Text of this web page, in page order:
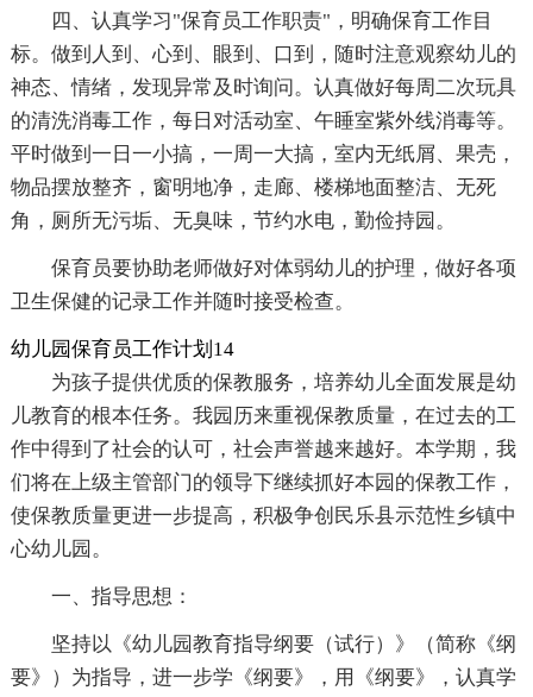
四、认真学习"保育员工作职责"，明确保育工作目
标。做到人到、心到、眼到、口到，随时注意观察幼儿的
神态、情绪，发现异常及时询问。认真做好每周二次玩具
的清洗消毒工作，每日对活动室、午睡室紫外线消毒等。
平时做到一日一小搞，一周一大搞，室内无纸屑、果壳，
物品摆放整齐，窗明地净，走廊、楼梯地面整洁、无死
角，厕所无污垢、无臭味，节约水电，勤俭持园。
保育员要协助老师做好对体弱幼儿的护理，做好各项
卫生保健的记录工作并随时接受检查。
幼儿园保育员工作计划14
为孩子提供优质的保教服务，培养幼儿全面发展是幼
儿教育的根本任务。我园历来重视保教质量，在过去的工
作中得到了社会的认可，社会声誉越来越好。本学期，我
们将在上级主管部门的领导下继续抓好本园的保教工作，
使保教质量更进一步提高，积极争创民乐县示范性乡镇中
心幼儿园。
一、指导思想：
坚持以《幼儿园教育指导纲要（试行）》（简称《纲
要》）为指导，进一步学《纲要》，用《纲要》，认真学